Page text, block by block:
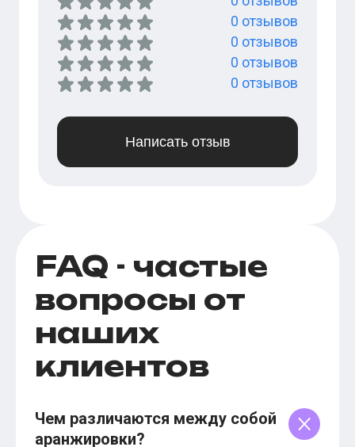
0 отзывов
0 отзывов
0 отзывов
0 отзывов
Написать отзыв
FAQ - частые
вопросы от
наших
клиентов
Чем различаются между собой
аранжировки?